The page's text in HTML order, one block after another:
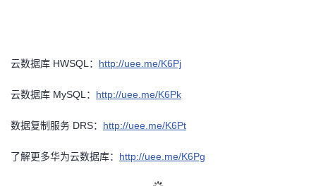
云数据库 HWSQL： http://uee.me/K6Pj
云数据库 MySQL： http://uee.me/K6Pk
数据复制服务 DRS： http://uee.me/K6Pt
了解更多华为云数据库： http://uee.me/K6Pg